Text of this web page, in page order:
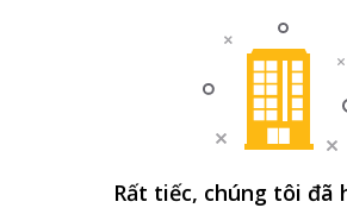
Rất tiếc, chúng tôi đã